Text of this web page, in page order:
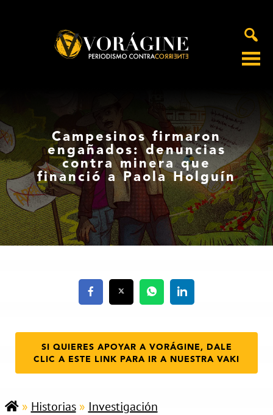
Campesinos firmaron
engañados: denuncias
contra minera que
financió a Paola Holguín
SI QUIERES APOYAR A VORÁGINE, DALE
CLIC A ESTE LINK PARA IR A NUESTRA VAKI
» Historias» Investigación